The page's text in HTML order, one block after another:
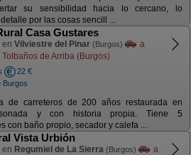
su sensibilidad hacia lo cercano, lo
por las cosas sencill ...
Casa Gustares
en Vilviestre del Pinar (Burgos)
a
Tolbaños de Arriba (Burgos)
22 €
Burgos
de carreteros de 200 años restaurada en
y con historia propia. Tiene 5
con baño propio, secador y calefa ...
Vista Urbión
en Regumiel de La Sierra (Burgos)
a